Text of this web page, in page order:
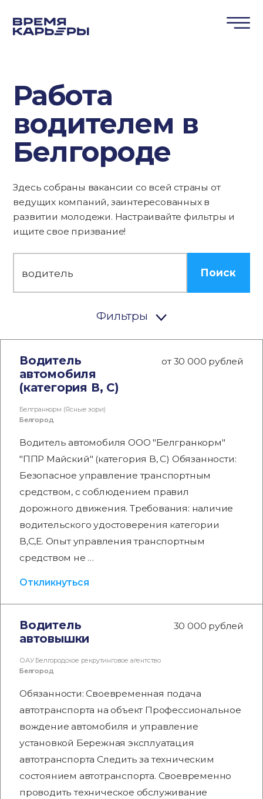
Работа
водителем в
Белгороде
Здесь собраны вакансии со всей страны от
ведущих компаний, заинтересованных в
развитии молодежи. Настраивайте фильтры и
ищите свое призвание!
Поиск
Фильтры
Водитель
автомобиля
(категория В, С)
от 30 000 рублей
Белгранкорм (Ясные зори)
Белгород
Водитель автомобиля ООО "Белгранкорм"
"ППР Майский" (категория В, С) Обязанности:
Безопасное управление транспортным
средством, с соблюдением правил
дорожного движения. Требования: наличие
водительского удостоверения категории
В,С,Е. Опыт управления транспортным
средством не …
Откликнуться
Водитель
автовышки
30 000 рублей
ОАУ Белгородское рекрутинговое агентство
Белгород
Обязанности: Своевременная подача
автотранспорта на объект Профессиональное
вождение автомобиля и управление
установкой Бережная эксплуатация
автотранспорта Следить за техническим
состоянием автотранспорта. Своевременно
проводить техническое обслуживание